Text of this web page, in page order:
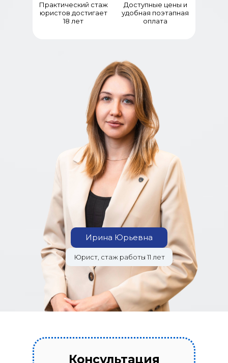
Ирина Юрьевна
Юрист, стаж работы 11 лет
Практический стаж
юристов достигает
18 лет
Доступные цены и
удобная поэтапная
оплата
Консультация